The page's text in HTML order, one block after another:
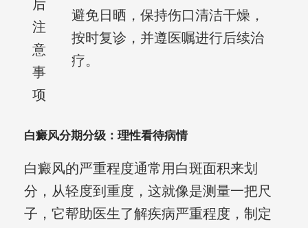
后
注
意
事
项
避免日晒，保持伤口清洁干燥，
按时复诊，并遵医嘱进行后续治
疗。
白癜风分期分级：理性看待病情
白癜风的严重程度通常用白斑面积来划
分，从轻度到重度，这就像是测量一把尺
子，它帮助医生了解疾病严重程度，制定